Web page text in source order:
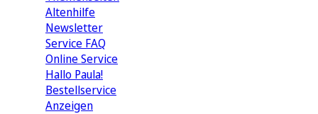
Altenhilfe
Newsletter
Service FAQ
Online Service
Hallo Paula!
Bestellservice
Anzeigen